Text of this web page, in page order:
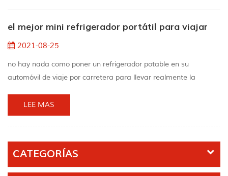
otras.de hecho, las be...
el mejor mini refrigerador portátil para viajar
2021-08-25
no hay nada como poner un refrigerador potable en su
automóvil de viaje por carretera para llevar realmente la
puede almacenar alimentos frescos y otros alimentos fríos,
como verduras, productos lácteos, carne, "booch" y cerveza. Si
preparar bebidas frías en cualquier momento ...
LEE MAS
CATEGORÍAS